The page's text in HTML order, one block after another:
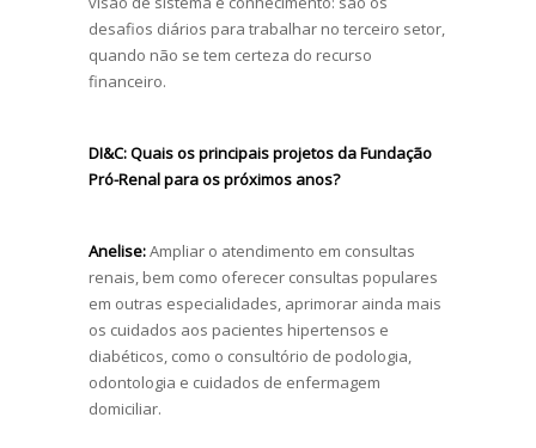
desafios diários para trabalhar no terceiro setor,
quando não se tem certeza do recurso
financeiro.
DI&C:Quais os principais projetos da Fundação
Pró-Renal para os próximos anos?
Anelise:Ampliar o atendimento em consultas
renais, bem como oferecer consultas populares
em outras especialidades, aprimorar ainda mais
os cuidados aos pacientes hipertensos e
diabéticos, como o consultório de podologia,
odontologia e cuidados de enfermagem
domiciliar.